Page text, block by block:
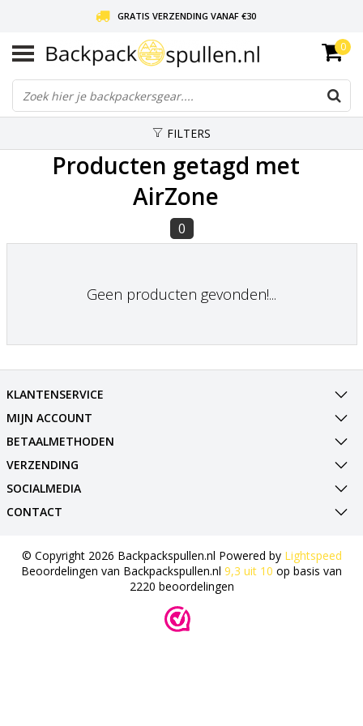
GRATIS VERZENDING VANAF €30
LIEFDE VOOR BACKPACKEN!
30 DAGEN GRATIS RETOUR
0
FILTERS
Producten getagd met
AirZone
0
Geen producten gevonden!...
KLANTENSERVICE
MIJN ACCOUNT
BETAALMETHODEN
VERZENDING
SOCIALMEDIA
CONTACT
© Copyright 2026 Backpackspullen.nl Powered by Lightspeed
Beoordelingen van Backpackspullen.nl 9,3 uit 10 op basis van
2220 beoordelingen